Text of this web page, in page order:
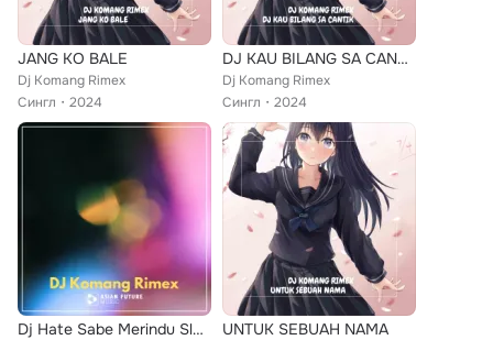
JANG KO BALE
Dj Komang Rimex
Сингл
2024
DJ KAU BILANG SA CANTIK
Dj Komang Rimex
Сингл
2024
Dj Hate Sabe Merindu Slow Beat UNTUK SEBUAH NAMA